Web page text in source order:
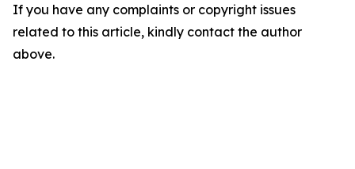
If you have any complaints or copyright issues
related to this article, kindly contact the author
above.